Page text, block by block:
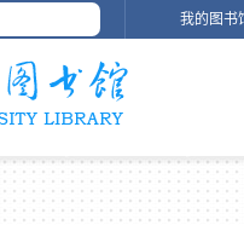
我的图书